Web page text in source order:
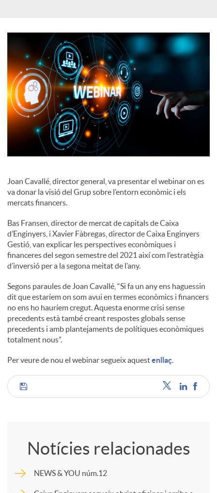
l
s
Joan Cavallé, director general, va presentar el webinar on es
va donar la visió del Grup sobre l’entorn econòmic i els
mercats financers.
Bas Fransen, director de mercat de capitals de Caixa
d’Enginyers, i Xavier Fàbregas, director de Caixa Enginyers
Gestió, van explicar les perspectives econòmiques i
financeres del segon semestre del 2021 així com l’estratègia
d’inversió per a la segona meitat de l’any.
Segons paraules de Joan Cavallé, “Si fa un any ens haguessin
dit que estaríem on som avui en termes econòmics i financers
no ens ho hauríem cregut. Aquesta enorme crisi sense
precedents està també creant respostes globals sense
precedents i amb plantejaments de polítiques econòmiques
totalment nous”.
Per veure de nou el webinar segueix aquestenllaç.
C
Notícies relacionades
NEWS & YOU núm.12